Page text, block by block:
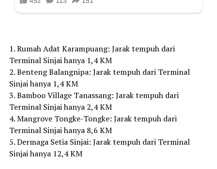
1. Rumah Adat Karampuang: Jarak tempuh dari
Terminal Sinjai hanya 1,4 KM
2. Benteng Balangnipa: Jarak tempuh dari Terminal
Sinjai hanya 1,4 KM
3. Bamboo Village Tanassang: Jarak tempuh dari
Terminal Sinjai hanya 2,4 KM
4. Mangrove Tongke-Tongke: Jarak tempuh dari
Terminal Sinjai hanya 8,6 KM
5. Dermaga Setia Sinjai: Jarak tempuh dari Terminal
Sinjai hanya 12,4 KM